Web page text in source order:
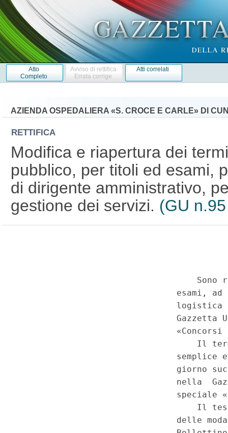
Atto
Completo
Avviso di rettifica
Errata corrige
Atti correlati
AZIENDA OSPEDALIERA «S. CROCE E CARLE» DI
RETTIFICA
Modifica e riapertura dei
pubblico, per titoli ed esami,
di dirigente amministrativo,
gestione dei servizi. (GU